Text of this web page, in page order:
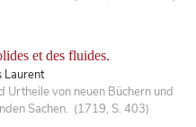
et des fluides.
Laurent
Urtheile von neuen Büchern und
Sachen. (1719, S. 403)